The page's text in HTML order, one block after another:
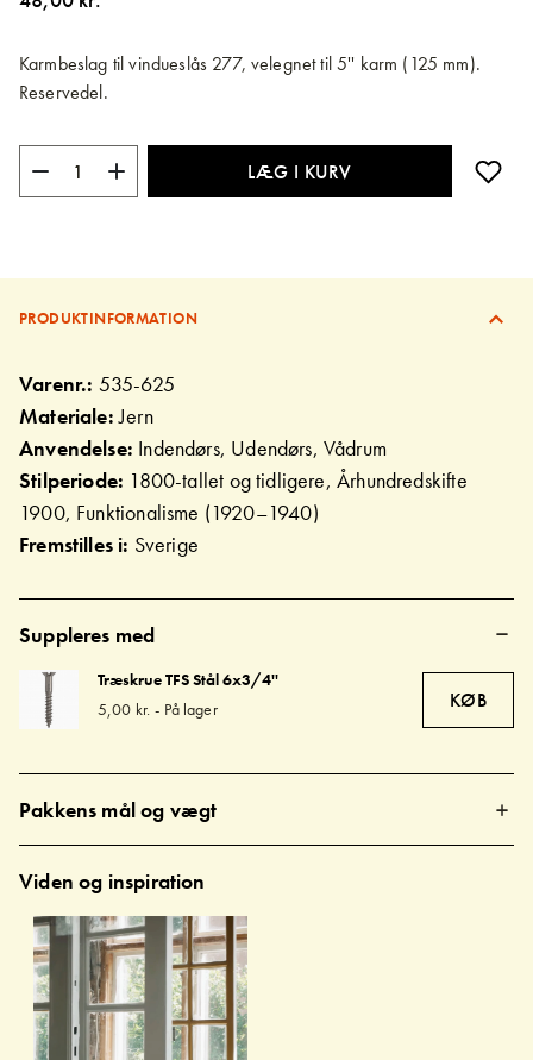
Karmbeslag til vindueslås 277, velegnet til 5'' karm (125 mm).
Reservedel.
LÆG I KURV
PRODUKTINFORMATION
Varenr.: 535-625
Materiale:Jern
Anvendelse: Indendørs, Udendørs, Vådrum
Stilperiode: 1800-tallet og tidligere, Århundredskifte
1900, Funktionalisme (1920–1940)
Fremstilles i: Sverige
Suppleres med
Træskrue TFS Stål 6x3/4''
5,00 kr. - På lager KØB
Pakkens mål og vægt
Viden og inspiration